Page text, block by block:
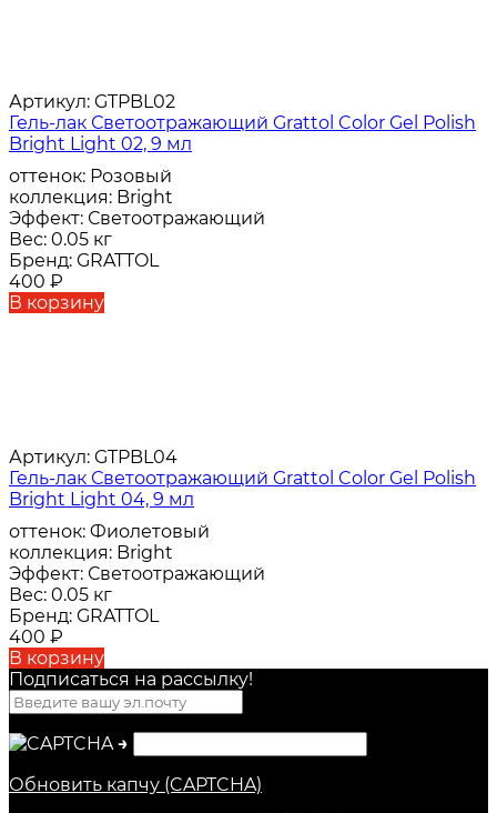
Артикул: GTPBL02
Гель-лак Светоотражающий Grattol Color Gel Polish
Bright Light 02, 9 мл
оттенок: Розовый
коллекция: Bright
Эффект: Светоотражающий
Вес: 0.05 кг
Бренд: GRATTOL
400 ₽
В корзину
Артикул: GTPBL04
Гель-лак Светоотражающий Grattol Color Gel Polish
Bright Light 04, 9 мл
оттенок: Фиолетовый
коллекция: Bright
Эффект: Светоотражающий
Вес: 0.05 кг
Бренд: GRATTOL
400 ₽
В корзину
Подписаться на рассылкy!
→
Обновить капчу (CAPTCHA)